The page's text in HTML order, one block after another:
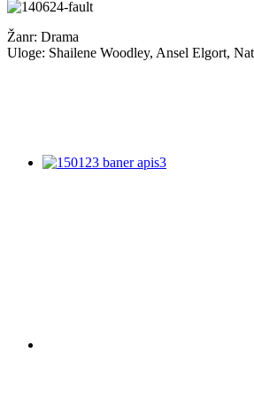
Žanr: Drama
Uloge: Shailene Woodley, Ansel Elgort,